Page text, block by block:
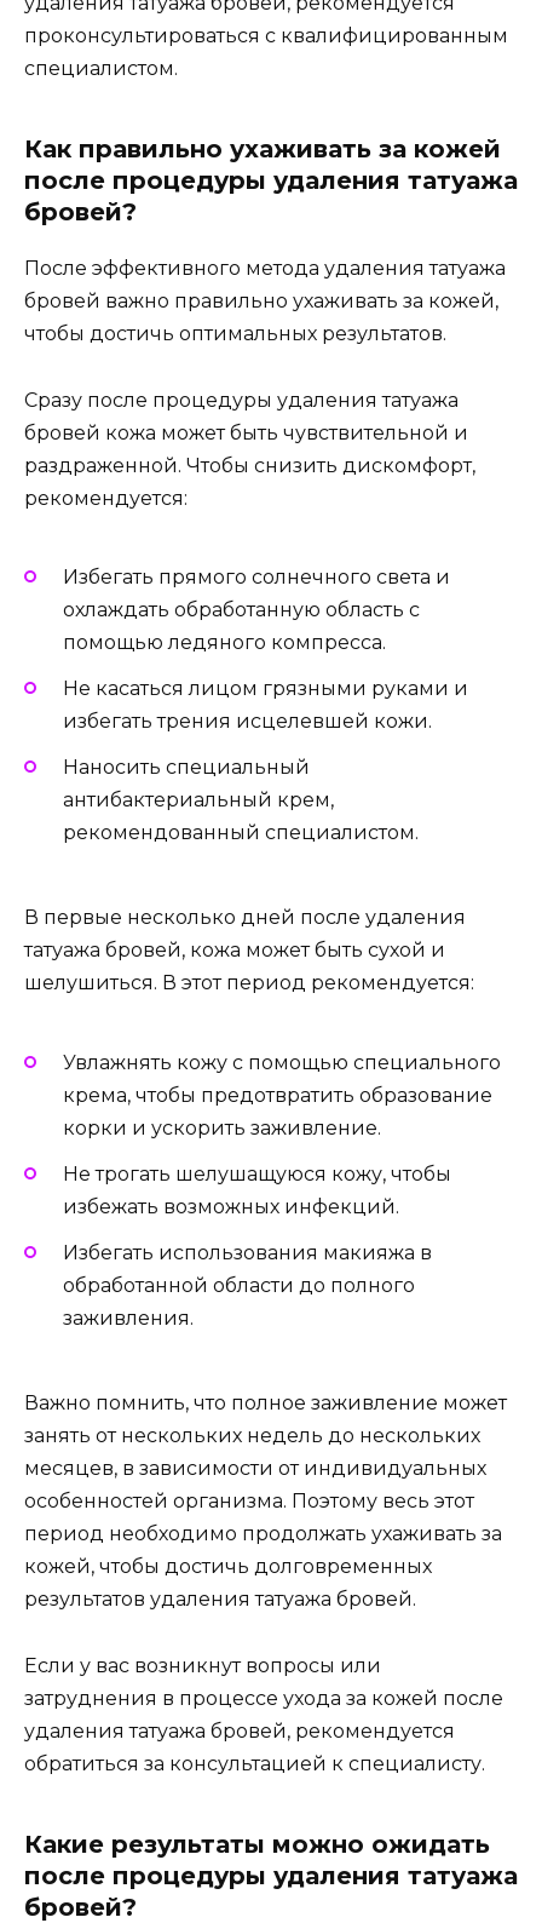
проконсультироваться с квалифицированным
специалистом.
Как правильно ухаживать за кожей
после процедуры удаления татуажа
бровей?
После эффективного метода удаления татуажа
бровей важно правильно ухаживать за кожей,
чтобы достичь оптимальных результатов.
Сразу после процедуры удаления татуажа
бровей кожа может быть чувствительной и
раздраженной. Чтобы снизить дискомфорт,
рекомендуется:
Избегать прямого солнечного света и
охлаждать обработанную область с
помощью ледяного компресса.
Не касаться лицом грязными руками и
избегать трения исцелевшей кожи.
Наносить специальный
антибактериальный крем,
рекомендованный специалистом.
В первые несколько дней после удаления
татуажа бровей, кожа может быть сухой и
шелушиться. В этот период рекомендуется:
Увлажнять кожу с помощью специального
крема, чтобы предотвратить образование
корки и ускорить заживление.
Не трогать шелушащуюся кожу, чтобы
избежать возможных инфекций.
Избегать использования макияжа в
обработанной области до полного
заживления.
Важно помнить, что полное заживление может
занять от нескольких недель до нескольких
месяцев, в зависимости от индивидуальных
особенностей организма. Поэтому весь этот
период необходимо продолжать ухаживать за
кожей, чтобы достичь долговременных
результатов удаления татуажа бровей.
Если у вас возникнут вопросы или
затруднения в процессе ухода за кожей после
удаления татуажа бровей, рекомендуется
обратиться за консультацией к специалисту.
Какие результаты можно ожидать
после процедуры удаления татуажа
бровей?